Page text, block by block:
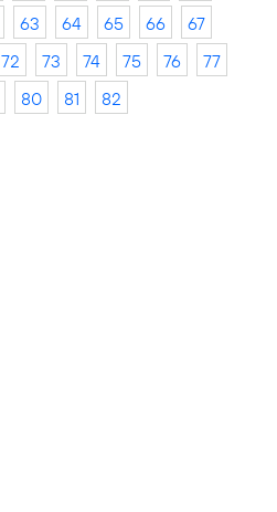
63 64 65 66
67
72 73 74 75 76
77
80 81 82